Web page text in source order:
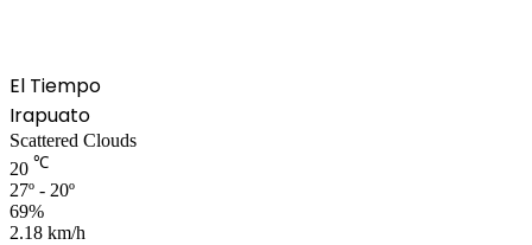
El Tiempo
Irapuato
Scattered Clouds
20 ℃
27º - 20º
69%
2.18 km/h